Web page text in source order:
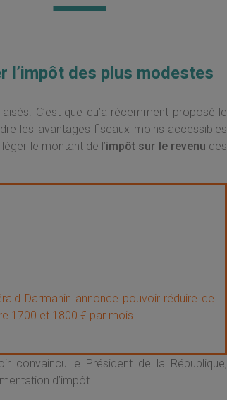
l’impôt des plus modestes
C’est que qu’a récemment proposé le
les avantages fiscaux moins accessibles
le montant de l’impôt sur le revenu des
Darmanin annonce pouvoir réduire de
1700 et 1800 € par mois.
convaincu le Président de la République,
d’impôt.